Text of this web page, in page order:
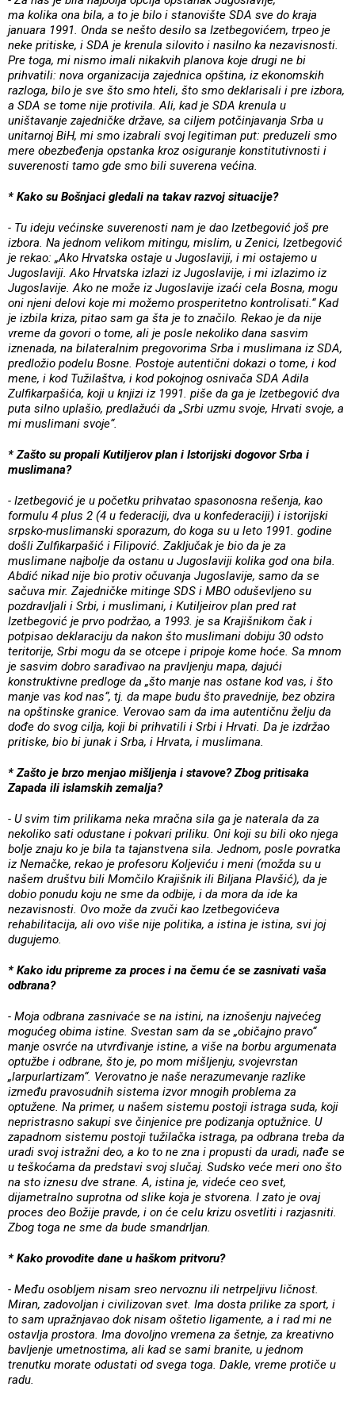
ma kolika ona bila, a to je bilo i stanovište SDA sve do kraja
januara 1991. Onda se nešto desilo sa Izetbegovićem, trpeo je
neke pritiske, i SDA je krenula silovito i nasilno ka nezavisnosti.
Pre toga, mi nismo imali nikakvih planova koje drugi ne bi
prihvatili: nova organizacija zajednica opština, iz ekonomskih
razloga, bilo je sve što smo hteli, što smo deklarisali i pre izbora,
a SDA se tome nije protivila. Ali, kad je SDA krenula u
uništavanje zajedničke države, sa ciljem potčinjavanja Srba u
unitarnoj BiH, mi smo izabrali svoj legitiman put: preduzeli smo
mere obezbeđenja opstanka kroz osiguranje konstitutivnosti i
suverenosti tamo gde smo bili suverena većina.
* Kako su Bošnjaci gledali na takav razvoj situacije?
- Tu ideju većinske suverenosti nam je dao Izetbegović još pre
izbora. Na jednom velikom mitingu, mislim, u Zenici, Izetbegović
je rekao: „Ako Hrvatska ostaje u Jugoslaviji, i mi ostajemo u
Jugoslaviji. Ako Hrvatska izlazi iz Jugoslavije, i mi izlazimo iz
Jugoslavije. Ako ne može iz Jugoslavije izaći cela Bosna, mogu
oni njeni delovi koje mi možemo prosperitetno kontrolisati.“ Kad
je izbila kriza, pitao sam ga šta je to značilo. Rekao je da nije
vreme da govori o tome, ali je posle nekoliko dana sasvim
iznenada, na bilateralnim pregovorima Srba i muslimana iz SDA,
predložio podelu Bosne. Postoje autentični dokazi o tome, i kod
mene, i kod Tužilaštva, i kod pokojnog osnivača SDA Adila
Zulfikarpašića, koji u knjizi iz 1991. piše da ga je Izetbegović dva
puta silno uplašio, predlažući da „Srbi uzmu svoje, Hrvati svoje, a
mi muslimani svoje“.
* Zašto su propali Kutiljerov plan i Istorijski dogovor Srba i
muslimana?
- Izetbegović je u početku prihvatao spasonosna rešenja, kao
formulu 4 plus 2 (4 u federaciji, dva u konfederaciji) i istorijski
srpsko-muslimanski sporazum, do koga su u leto 1991. godine
došli Zulfikarpašić i Filipović. Zaključak je bio da je za
muslimane najbolje da ostanu u Jugoslaviji kolika god ona bila.
Abdić nikad nije bio protiv očuvanja Jugoslavije, samo da se
sačuva mir. Zajedničke mitinge SDS i MBO oduševljeno su
pozdravljali i Srbi, i muslimani, i Kutiljeirov plan pred rat
Izetbegović je prvo podržao, a 1993. je sa Krajišnikom čak i
potpisao deklaraciju da nakon što muslimani dobiju 30 odsto
teritorije, Srbi mogu da se otcepe i pripoje kome hoće. Sa mnom
je sasvim dobro sarađivao na pravljenju mapa, dajući
konstruktivne predloge da „što manje nas ostane kod vas, i što
manje vas kod nas“, tj. da mape budu što pravednije, bez obzira
na opštinske granice. Verovao sam da ima autentičnu želju da
dođe do svog cilja, koji bi prihvatili i Srbi i Hrvati. Da je izdržao
pritiske, bio bi junak i Srba, i Hrvata, i muslimana.
* Zašto je brzo menjao mišljenja i stavove? Zbog pritisaka
Zapada ili islamskih zemalja?
- U svim tim prilikama neka mračna sila ga je naterala da za
nekoliko sati odustane i pokvari priliku. Oni koji su bili oko njega
bolje znaju ko je bila ta tajanstvena sila. Jednom, posle povratka
iz Nemačke, rekao je profesoru Koljeviću i meni (možda su u
našem društvu bili Momčilo Krajišnik ili Biljana Plavšić), da je
dobio ponudu koju ne sme da odbije, i da mora da ide ka
nezavisnosti. Ovo može da zvuči kao Izetbegovićeva
rehabilitacija, ali ovo više nije politika, a istina je istina, svi joj
dugujemo.
* Kako idu pripreme za proces i na čemu će se zasnivati vaša
odbrana?
- Moja odbrana zasnivaće se na istini, na iznošenju najvećeg
mogućeg obima istine. Svestan sam da se „običajno pravo“
manje osvrće na utvrđivanje istine, a više na borbu argumenata
optužbe i odbrane, što je, po mom mišljenju, svojevrstan
„larpurlartizam“. Verovatno je naše nerazumevanje razlike
između pravosudnih sistema izvor mnogih problema za
optužene. Na primer, u našem sistemu postoji istraga suda, koji
nepristrasno sakupi sve činjenice pre podizanja optužnice. U
zapadnom sistemu postoji tužilačka istraga, pa odbrana treba da
uradi svoj istražni deo, a ko to ne zna i propusti da uradi, nađe se
u teškoćama da predstavi svoj slučaj. Sudsko veće meri ono što
na sto iznesu dve strane. A, istina je, videće ceo svet,
dijametralno suprotna od slike koja je stvorena. I zato je ovaj
proces deo Božije pravde, i on će celu krizu osvetliti i razjasniti.
Zbog toga ne sme da bude smandrljan.
* Kako provodite dane u haškom pritvoru?
- Među osobljem nisam sreo nervoznu ili netrpeljivu ličnost.
Miran, zadovoljan i civilizovan svet. Ima dosta prilike za sport, i
to sam upražnjavao dok nisam oštetio ligamente, a i rad mi ne
ostavlja prostora. Ima dovoljno vremena za šetnje, za kreativno
bavljenje umetnostima, ali kad se sami branite, u jednom
trenutku morate odustati od svega toga. Dakle, vreme protiče u
radu.